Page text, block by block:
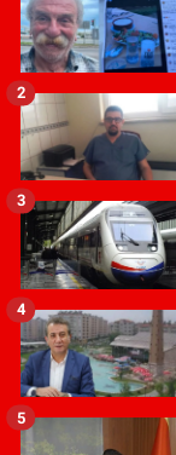
2
3
4
5